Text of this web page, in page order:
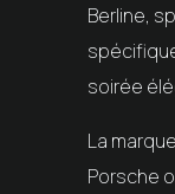
Berline,
soirée
La
Porsche